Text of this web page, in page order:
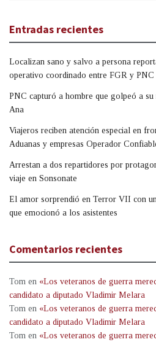
Entradas recientes
Localizan sano y salvo a persona
operativo coordinado entre FGR y PNC
PNC capturó a hombre que golpeó a su
Ana
Viajeros reciben atención especial en
Aduanas y empresas Operador
Arrestan a dos repartidores por
viaje en Sonsonate
El amor sorprendió en Terror VII con
que emocionó a los asistentes
Comentarios recientes
Tom en «Los veteranos de guerra
candidato a diputado Vladimir Melara
Tom en «Los veteranos de guerra
candidato a diputado Vladimir Melara
Tom en «Los veteranos de guerra